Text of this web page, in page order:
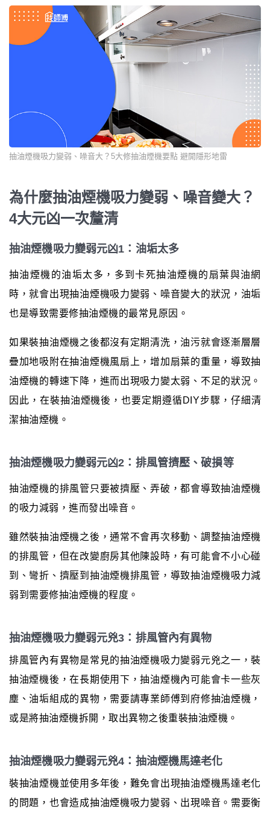
抽油煙機吸力變弱、噪音大？5大修抽油煙機要點 避開隱形地雷
為什麼抽油煙機吸力變弱、噪音變大？
4大元凶一次釐清
抽油煙機吸力變弱元凶1：油垢太多
抽油煙機的油垢太多，多到卡死抽油煙機的扇葉與油網
時，就會出現抽油煙機吸力變弱、噪音變大的狀況，油垢
也是導致需要修抽油煙機的最常見原因。
如果裝抽油煙機之後都沒有定期清洗，油污就會逐漸層層
疊加地吸附在抽油煙機風扇上，增加扇葉的重量，導致抽
油煙機的轉速下降，進而出現吸力變太弱、不足的狀況。
因此，在裝抽油煙機後，也要定期遵循DIY步驟，仔細清
潔抽油煙機。
抽油煙機吸力變弱元凶2：排風管擠壓、破損等
抽油煙機的排風管只要被擠壓、弄破，都會導致抽油煙機
的吸力減弱，進而發出噪音。
雖然裝抽油煙機之後，通常不會再次移動、調整抽油煙機
的排風管，但在改變廚房其他陳設時，有可能會不小心碰
到、彎折、擠壓到抽油煙機排風管，導致抽油煙機吸力減
弱到需要修抽油煙機的程度。
抽油煙機吸力變弱元兇3：排風管內有異物
排風管內有異物是常見的抽油煙機吸力變弱元兇之一，裝
抽油煙機後，在長期使用下，抽油煙機內可能會卡一些灰
塵、油垢組成的異物，需要請專業師傅到府修抽油煙機，
或是將抽油煙機拆開，取出異物之後重裝抽油煙機。
抽油煙機吸力變弱元兇4：抽油煙機馬達老化
裝抽油煙機並使用多年後，難免會出現抽油煙機馬達老化
的問題，也會造成抽油煙機吸力變弱、出現噪音。需要衡